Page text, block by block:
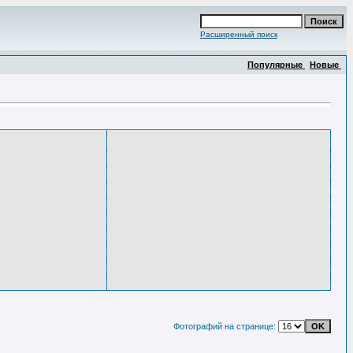
Расширенный поиск
Популярные Новые
Фотографий на странице: